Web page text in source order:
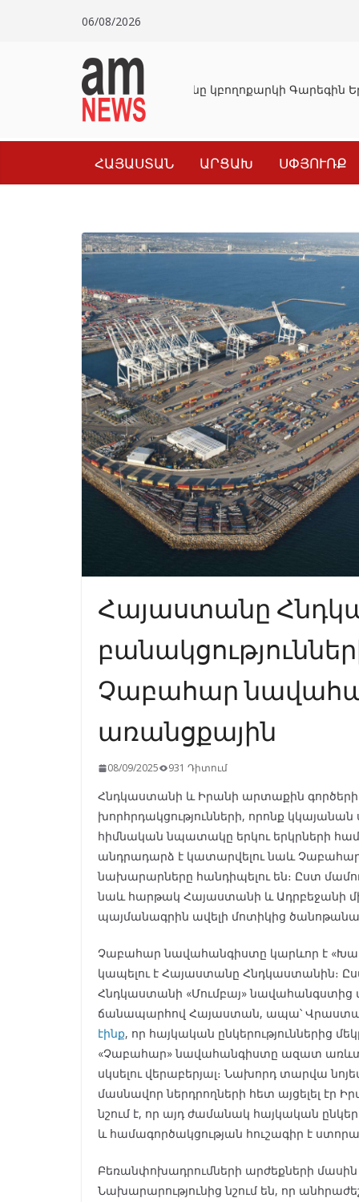
06/08/2026
Դատախազությունը կբողոքարկի Գարեգին
ՀԱՅԱՍՏԱՆ ԱՐՑԱԽ ՍՓՅՈՒՌՔ
Հայաստանը
Չաբահար
առանցքային
08/09/2025 931 Դիտում
Հնդկաստանի և Իրանի արտաքին
խորհրդակցությունների, որոնք
հիմնական նպատակը երկու երկրների
անդրադարձ է կատարվելու նաև
նախարարները հանդիպելու են։ Ըստ
նաև հարթակ Հայաստանի և Ադրբեջանի
պայմանագրին ավելի մոտիկից
Չաբահար նավահանգիստը կարևոր է
կապելու է Հայաստանը Հնդկաստանին։
Հնդկաստանի «Մումբայ» նավահանգստից
ճանապարհով Հայաստան, ապա՝
էինք, որ հայկական ընկերություններից
«Չաբահար» նավահանգիստը ազատ առևտրի
սկսելու վերաբերյալ։ Նախորդ տարվա
մասնավոր ներդրողների հետ այցելել էր
նշում է, որ այդ ժամանակ հայկական
և համագործակցության հուշագիր է
Բեռանփոխադրումների արժեքների մասին
Նախարարությունից նշում են, որ